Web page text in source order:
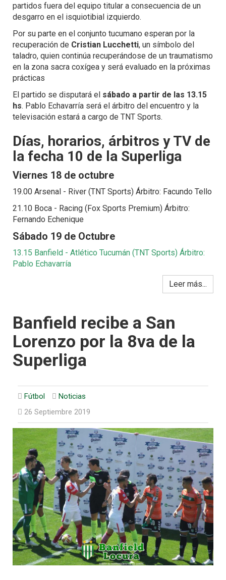
partidos fuera del equipo titular a consecuencia de un
desgarro en el isquiotibial izquierdo.
Por su parte en el conjunto tucumano esperan por la
recuperación de Cristian Lucchetti, un símbolo del
taladro, quien continúa recuperándose de un traumatismo
en la zona sacra coxígea y será evaluado en la próximas
prácticas
El partido se disputará el sábado a partir de las 13.15
hs. Pablo Echavarría será el árbitro del encuentro y la
televisación estará a cargo de TNT Sports.
Días, horarios, árbitros y TV de
la fecha 10 de la Superliga
Viernes 18 de octubre
19.00 Arsenal - River (TNT Sports) Árbitro: Facundo Tello
21.10 Boca - Racing (Fox Sports Premium) Árbitro:
Fernando Echenique
Sábado 19 de Octubre
13.15 Banfield - Atlético Tucumán (TNT Sports) Árbitro:
Pablo Echavarría
Leer más...
Banfield recibe a San
Lorenzo por la 8va de la
Superliga
Fútbol
Noticias
26 Septiembre 2019